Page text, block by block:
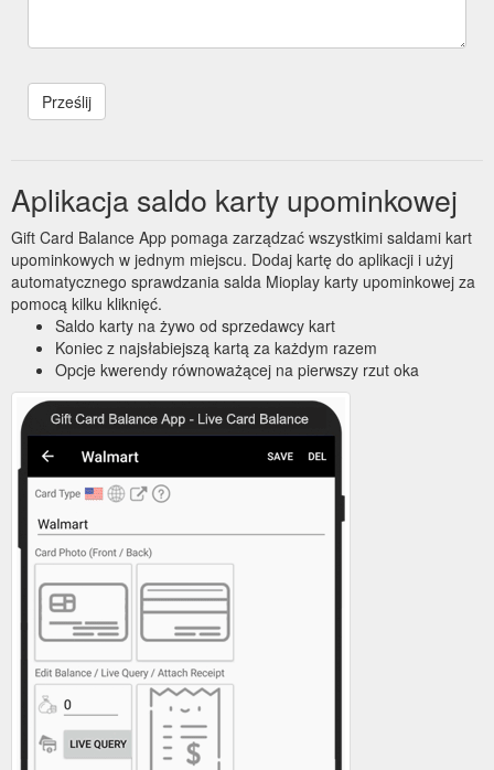
Aplikacja saldo karty upominkowej
Gift Card Balance App pomaga zarządzać wszystkimi saldami kart
upominkowych w jednym miejscu. Dodaj kartę do aplikacji i użyj
automatycznego sprawdzania salda Mioplay karty upominkowej za
pomocą kilku kliknięć.
Saldo karty na żywo od sprzedawcy kart
Koniec z najsłabiejszą kartą za każdym razem
Opcje kwerendy równoważącej na pierwszy rzut oka